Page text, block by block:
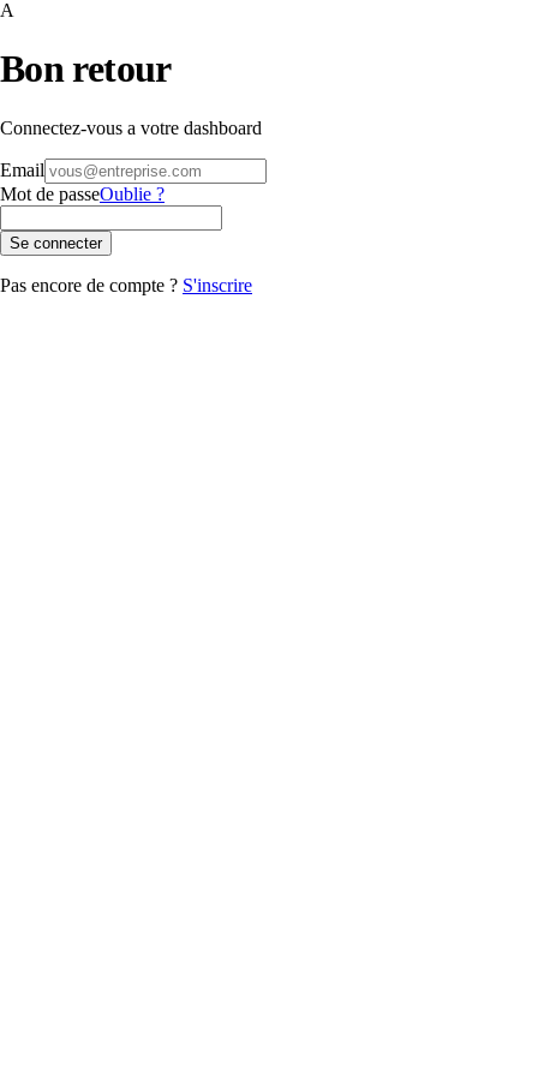
A
Bon retour
Connectez-vous a votre dashboard
Email
Mot de passeOublie ?
Se connecter
Pas encore de compte ? S'inscrire